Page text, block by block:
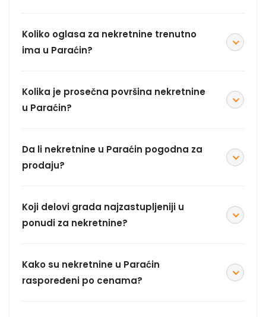
Koliko oglasa za nekretnine trenutno
ima u Paraćin?
Kolika je prosečna površina nekretnine
u Paraćin?
Da li nekretnine u Paraćin pogodna za
prodaju?
Koji delovi grada najzastupljeniji u
ponudi za nekretnine?
Kako su nekretnine u Paraćin
raspoređeni po cenama?